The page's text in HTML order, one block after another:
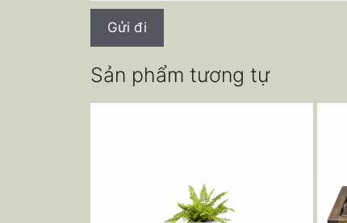
Sản phẩm tương tự